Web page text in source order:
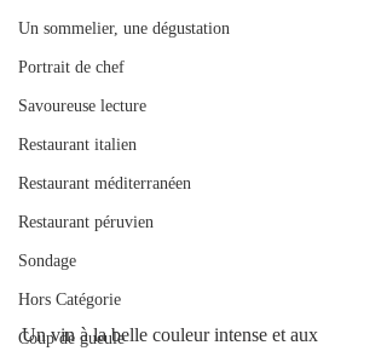
Un sommelier, une dégustation
Portrait de chef
Savoureuse lecture
Restaurant italien
Restaurant méditerranéen
Restaurant péruvien
Sondage
Hors Catégorie
Coup de gueule
Un vin à la belle couleur intense et aux